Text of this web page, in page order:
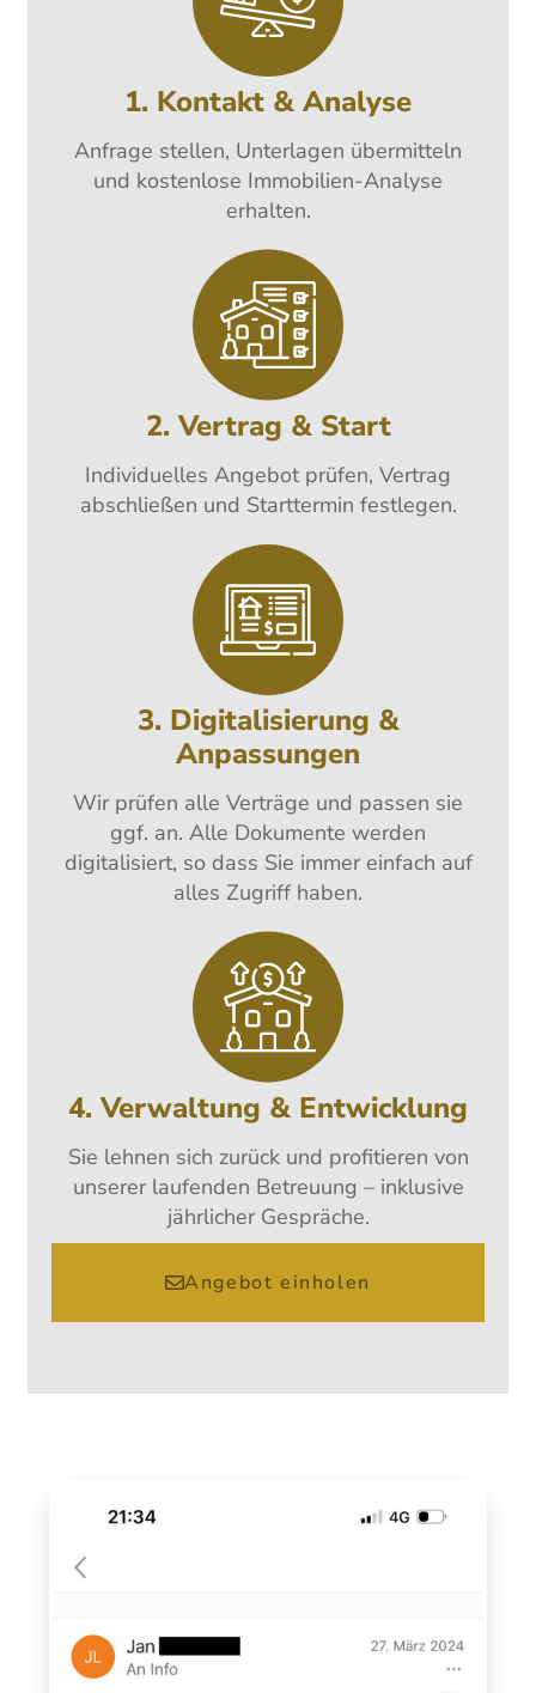
1. Kontakt & Analyse
Anfrage stellen, Unterlagen übermitteln
und kostenlose Immobilien-Analyse
erhalten.
2. Vertrag & Start
Individuelles Angebot prüfen, Vertrag
abschließen und Starttermin festlegen.
3. Digitalisierung &
Anpassungen
Wir prüfen alle Verträge und passen sie
ggf. an. Alle Dokumente werden
digitalisiert, so dass Sie immer einfach auf
alles Zugriff haben.
4. Verwaltung & Entwicklung
Sie lehnen sich zurück und profitieren von
unserer laufenden Betreuung – inklusive
jährlicher Gespräche.
Angebot einholen